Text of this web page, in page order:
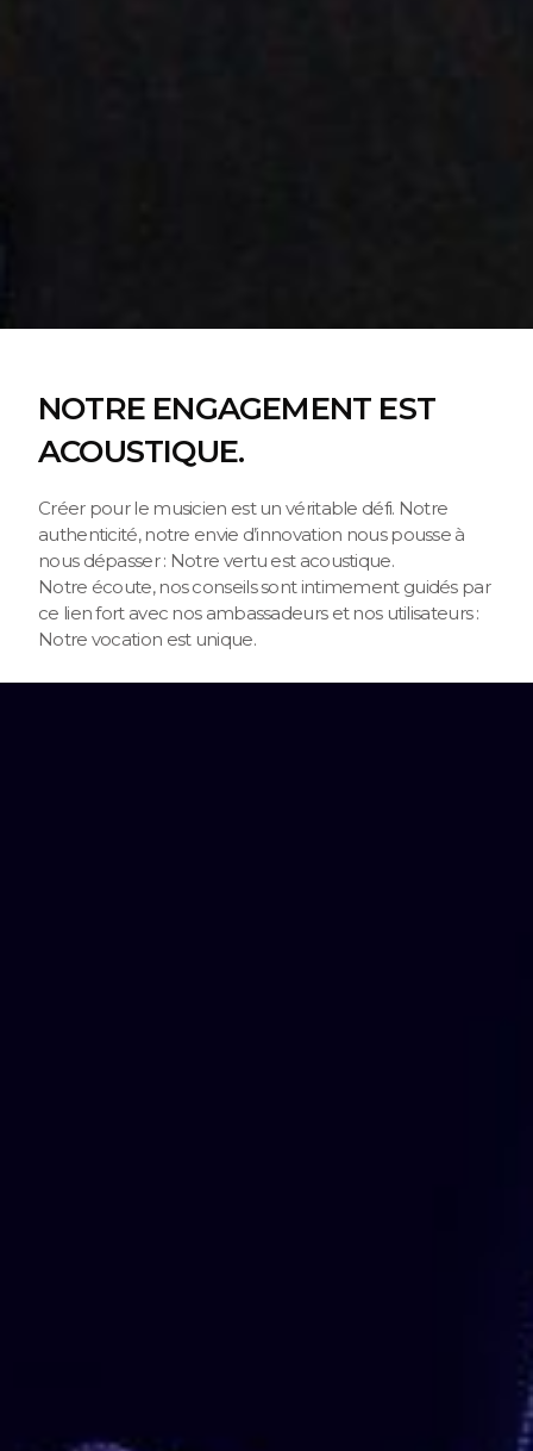
NOTRE ENGAGEMENT EST
ACOUSTIQUE.
Créer pour le musicien est un véritable défi. Notre
authenticité, notre envie d’innovation nous pousse à
nous dépasser : Notre vertu est acoustique.
Notre écoute, nos conseils sont intimement guidés par
ce lien fort avec nos ambassadeurs et nos utilisateurs :
Notre vocation est unique.